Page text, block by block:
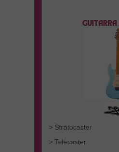
> Stratocaster
> Telecaster